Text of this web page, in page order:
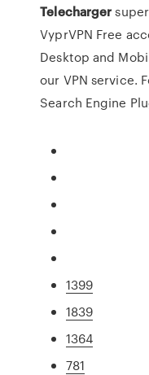
Telecharger
VyprVPN Free
Desktop and
our VPN service.
Search Engine
1399
1839
1364
781